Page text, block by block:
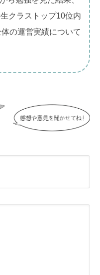
クラストップ10位内
の運営実績について